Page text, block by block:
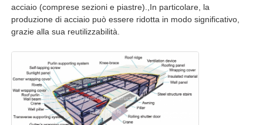
Casa prefabbricata in acciaio leggero
Costruzione di strutture in acciaio
laboratorio di strutture in acciaio
acciaio (comprese sezioni e piastre).,In particolare, la
produzione di acciaio può essere ridotta in modo significativo,
grazie alla sua reutilizzabilità.